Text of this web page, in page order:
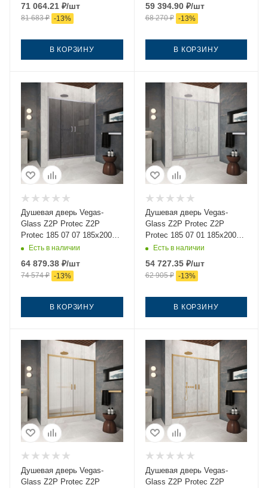
71 064.21 ₽/шт
81 683₽ -13%
В КОРЗИНУ
59 394.90₽/шт
68 270₽ -13%
В КОРЗИНУ
Душевая дверь Vegas-
Glass Z2P Protec Z2P
Protec 185 07 07 185х200
стекло тонированное
профиль хром
Есть в наличии
64 879.38 ₽/шт
74 574₽ -13%
В КОРЗИНУ
Душевая дверь Vegas-
Glass Z2P Protec Z2P
Protec 185 07 01 185х200
стекло прозрачное
профиль хром
Есть в наличии
54 727.35₽/шт
62 905₽ -13%
В КОРЗИНУ
Душевая дверь Vegas-
Glass Z2P Protec Z2P
Душевая дверь Vegas-
Glass Z2P Protec Z2P